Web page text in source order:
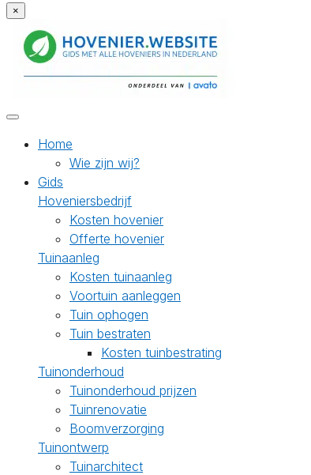
×
Home
Wie zijn wij?
Gids
Hoveniersbedrijf
Kosten hovenier
Offerte hovenier
Tuinaanleg
Kosten tuinaanleg
Voortuin aanleggen
Tuin ophogen
Tuin bestraten
Kosten tuinbestrating
Tuinonderhoud
Tuinonderhoud prijzen
Tuinrenovatie
Boomverzorging
Tuinontwerp
Tuinarchitect